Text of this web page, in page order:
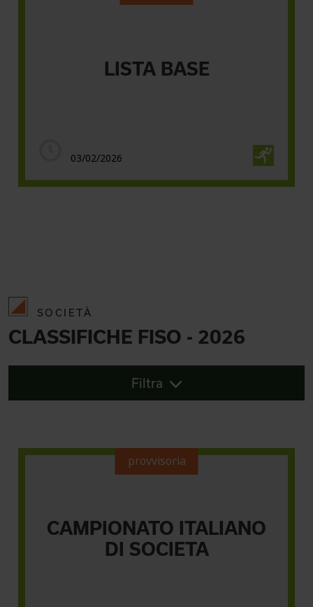
LISTA BASE
03/02/2026
SOCIETÀ
CLASSIFICHE FISO - 2026
Filtra
provvisoria
CAMPIONATO ITALIANO
DI SOCIETA